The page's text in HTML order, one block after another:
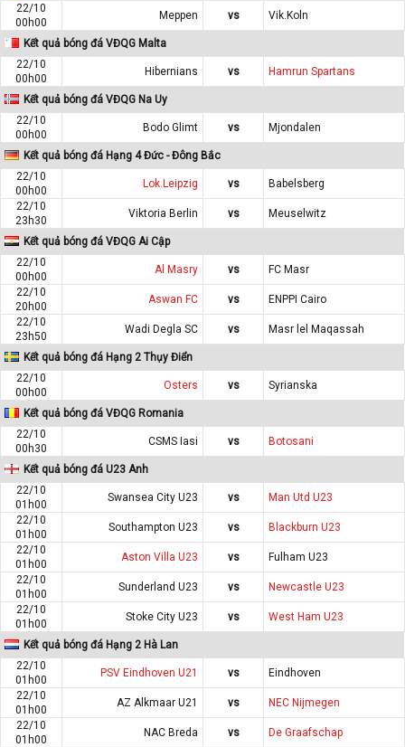
22/10
00h00
Meppen vs Vik.Koln
Kết quả bóng đá VĐQG Malta
22/10
00h00
Hibernians vs Hamrun Spartans
Kết quả bóng đá VĐQG Na Uy
22/10
00h00
Bodo Glimt vs Mjondalen
Kết quả bóng đá Hạng 4 Đức - Đông Bắc
22/10
00h00
Lok.Leipzig vs
Babelsberg
22/10
23h30
Viktoria Berlin vs Meuselwitz
Kết quả bóng đá VĐQG Ai Cập
22/10
00h00
Al Masry vs
FC Masr
22/10
20h00
Aswan FC vs
ENPPI Cairo
22/10
23h50
Wadi Degla SC vs Masr lel Maqassah
Kết quả bóng đá Hạng 2 Thụy Điển
22/10
00h00
Osters vs Syrianska
Kết quả bóng đá VĐQG Romania
22/10
00h30
CSMS Iasi vs Botosani
Kết quả bóng đá U23 Anh
22/10
01h00
Swansea City U23 vs
Man Utd U23
22/10
01h00
Southampton U23 vs
Blackburn U23
22/10
01h00
Aston Villa U23 vs
Fulham U23
22/10
01h00
Sunderland U23 vs
Newcastle U23
22/10
01h00
Stoke City U23 vs West Ham U23
Kết quả bóng đá Hạng 2 Hà Lan
22/10
01h00
PSV Eindhoven U21 vs
Eindhoven
22/10
01h00
AZ Alkmaar U21 vs
NEC Nijmegen
22/10
01h00
NAC Breda vs
De Graafschap